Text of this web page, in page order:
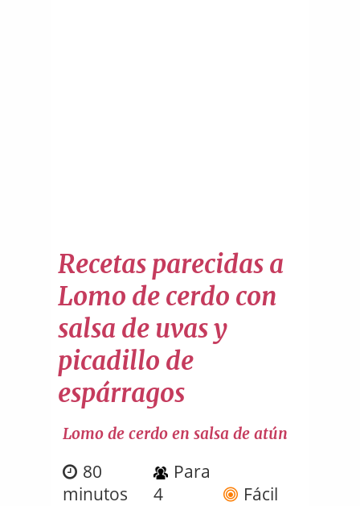
Recetas parecidas a
Lomo de cerdo con
salsa de uvas y
picadillo de
espárragos
Lomo de cerdo en salsa de atún
80
minutos
Para
4
Fácil